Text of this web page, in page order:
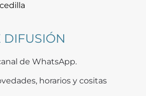
DIFUSIÓN
de WhatsApp.
horarios y cositas